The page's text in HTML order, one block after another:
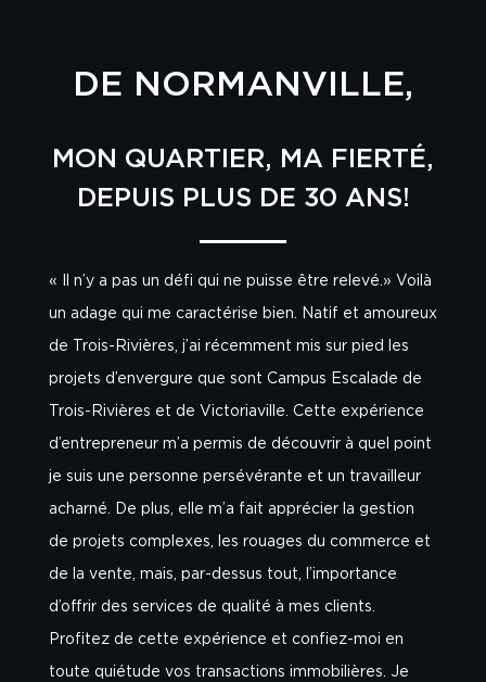
DE NORMANVILLE,
MON QUARTIER, MA FIERTÉ,
DEPUIS PLUS DE 30 ANS!
« Il n’y a pas un défi qui ne puisse être relevé.» Voilà
un adage qui me caractérise bien. Natif et amoureux
de Trois-Rivières, j’ai récemment mis sur pied les
projets d’envergure que sont Campus Escalade de
Trois-Rivières et de Victoriaville. Cette expérience
d’entrepreneur m’a permis de découvrir à quel point
je suis une personne persévérante et un travailleur
acharné. De plus, elle m’a fait apprécier la gestion
de projets complexes, les rouages du commerce et
de la vente, mais, par-dessus tout, l’importance
d’offrir des services de qualité à mes clients.
Profitez de cette expérience et confiez-moi en
toute quiétude vos transactions immobilières. Je